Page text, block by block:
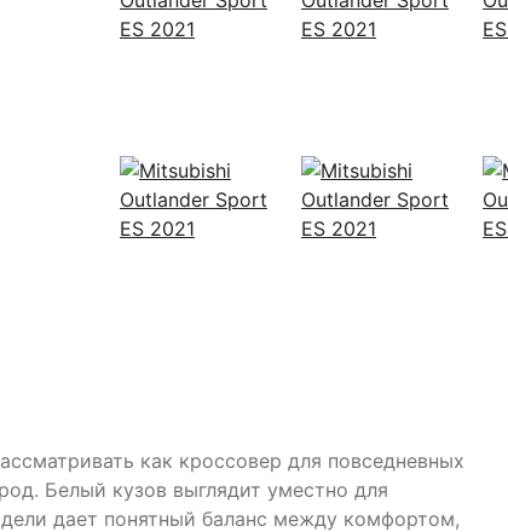
как кроссовер для повседневных
Белый кузов выглядит уместно для
дает понятный баланс между комфортом,